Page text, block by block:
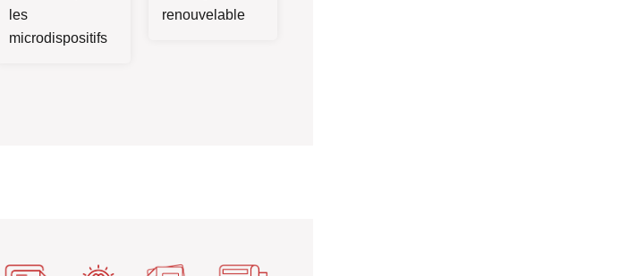
les
microdispositifs
renouvelable